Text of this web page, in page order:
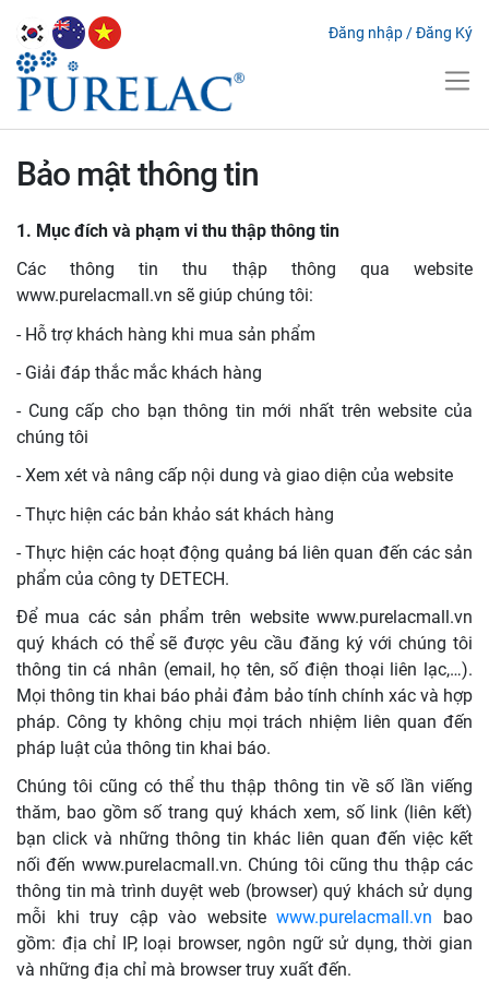
Đăng nhập /Đăng Ký
Bảo mật thông tin
1. Mục đích và phạm vi thu thập thông tin
Các thông tin thu thập thông qua website
www.purelacmall.vn sẽ giúp chúng tôi:
- Hỗ trợ khách hàng khi mua sản phẩm
- Giải đáp thắc mắc khách hàng
- Cung cấp cho bạn thông tin mới nhất trên website của
chúng tôi
- Xem xét và nâng cấp nội dung và giao diện của website
- Thực hiện các bản khảo sát khách hàng
- Thực hiện các hoạt động quảng bá liên quan đến các sản
phẩm của công ty DETECH.
Để mua các sản phẩm trên website www.purelacmall.vn
quý khách có thể sẽ được yêu cầu đăng ký với chúng tôi
thông tin cá nhân (email, họ tên, số điện thoại liên lạc,…).
Mọi thông tin khai báo phải đảm bảo tính chính xác và hợp
pháp. Công ty không chịu mọi trách nhiệm liên quan đến
pháp luật của thông tin khai báo.
Chúng tôi cũng có thể thu thập thông tin về số lần viếng
thăm, bao gồm số trang quý khách xem, số link (liên kết)
bạn click và những thông tin khác liên quan đến việc kết
nối đến www.purelacmall.vn. Chúng tôi cũng thu thập các
thông tin mà trình duyệt web (browser) quý khách sử dụng
mỗi khi truy cập vào websitewww.purelacmall.vn bao
gồm: địa chỉ IP, loại browser, ngôn ngữ sử dụng, thời gian
và những địa chỉ mà browser truy xuất đến.